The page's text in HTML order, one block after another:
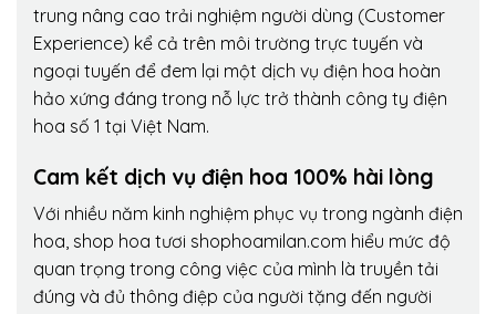
trung nâng cao trải nghiệm người dùng (Customer
Experience) kể cả trên môi trường trực tuyến và
ngoại tuyến để đem lại một dịch vụ điện hoa hoàn
hảo xứng đáng trong nỗ lực trở thành công ty điện
hoa số 1 tại Việt Nam.
Cam kết dịch vụ điện hoa 100% hài lòng
Với nhiều năm kinh nghiệm phục vụ trong ngành điện
hoa, shop hoa tươi shophoamilan.com hiểu mức độ
quan trọng trong công việc của mình là truyền tải
đúng và đủ thông điệp của người tặng đến người